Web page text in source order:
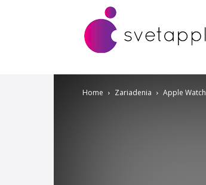
Home Zariadenia Apple Watch